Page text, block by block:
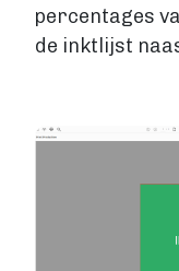
percentages
de inktlijst
Image